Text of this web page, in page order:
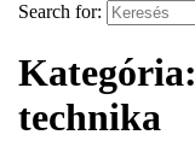
Search for:
Kategória:
technika